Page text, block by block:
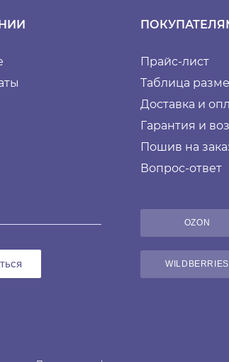
Прайс-лист
Таблица
Доставка и
Гарантия и
Пошив на
Вопрос-ответ
OZON
WILDBERRIES